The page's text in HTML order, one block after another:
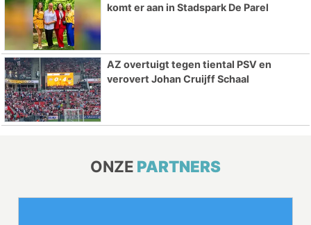
komt er aan in Stadspark De Parel
AZ overtuigt tegen tiental PSV en
verovert Johan Cruijff Schaal
ONZE PARTNERS